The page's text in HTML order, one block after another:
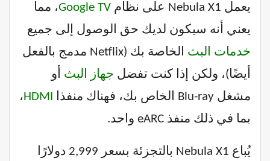
يعمل Nebula X1 على نظام Google TV، مما
يعني أنه سيكون لديك حق الوصول إلى جميع
خدمات البث
الخاصة بك (Netflix مدمج بالفعل
أيضًا)، ولكن إذا كنت تفضل جهاز البث أو
مشغل Blu-ray الخاص بك، فهناك منفذا
HDMI،
بما في ذلك منفذ eARC واحد.
يُباع Nebula X1 بالتجزئة بسعر 2,999 دولارًا